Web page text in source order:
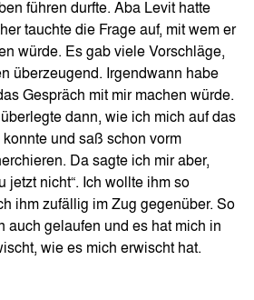
führen durfte. Aba Levit hatte
tauchte die Frage auf, mit wem er
würde. Es gab viele Vorschläge,
überzeugend. Irgendwann habe
Gespräch mit mir machen würde.
dann, wie ich mich auf das
und saß schon vorm
Da sagte ich mir aber,
jetzt nicht“. Ich wollte ihm so
ihm zufällig im Zug gegenüber. So
auch gelaufen und es hat mich in
wie es mich erwischt hat.